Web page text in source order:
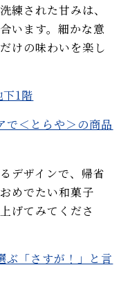
練された甘みは、
います。細かな意
けの味わいを楽し
1階
で＜とらや＞の商品
デザインで、帰省
めでたい和菓子
げてみてくださ
ぶ「さすが！」と言